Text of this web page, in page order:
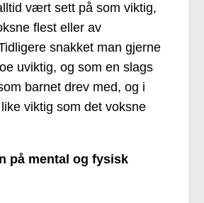
vært sett på som viktig,
flest eller av
snakket man gjerne
uviktig, og som en slags
barnet drev med, og i
viktig som det voksne
på mental og fysisk